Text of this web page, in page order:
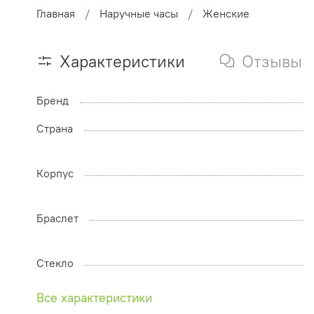
Главная Наручные часы Женские
Характеристики Отзывы
Бренд
Страна
Корпус
Браслет
Стекло
Все характеристики